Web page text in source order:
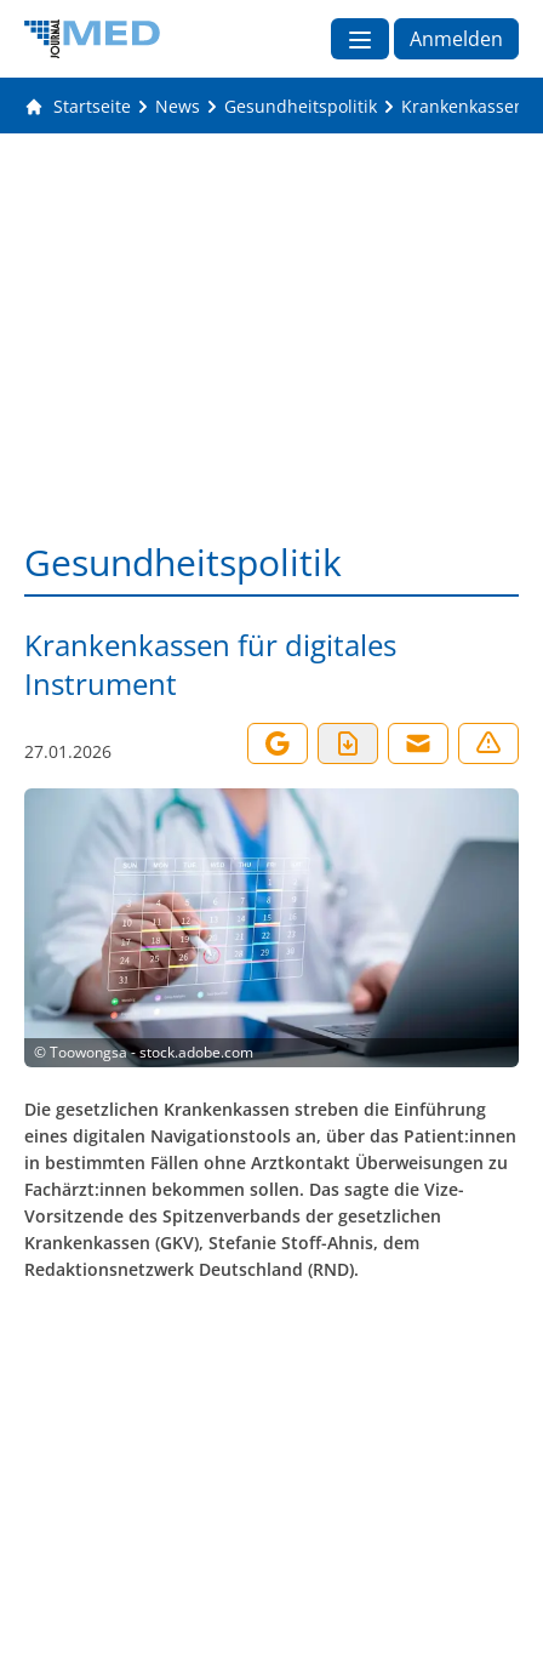
Anmelden
Startseite News Gesundheitspolitik Krankenkassen
Gesundheitspolitik
Krankenkassen für digitales
Instrument
27.01.2026
©Toowongsa - stock.adobe.com
Die gesetzlichen Krankenkassen streben die Einführung
eines digitalen Navigationstools an, über das Patient:innen
in bestimmten Fällen ohne Arztkontakt Überweisungen zu
Fachärzt:innen bekommen sollen. Das sagte die Vize-
Vorsitzende des Spitzenverbands der gesetzlichen
Krankenkassen (GKV), Stefanie Stoff-Ahnis, dem
Redaktionsnetzwerk Deutschland (RND).